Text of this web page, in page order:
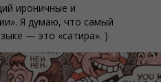
ироничные и
Я думаю, что самый
— это «сатира». )